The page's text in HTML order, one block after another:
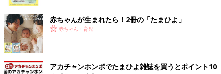
赤ちゃんが生まれたら！2冊の「たまひよ」
赤ちゃん・育児
アカチャンホンポでたまひよ雑誌を買うとポイント10